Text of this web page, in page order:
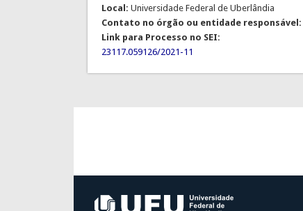
Local: Universidade Federal de Uberlândia
Contato no órgão ou entidade responsável:
Link para Processo no SEI:
23117.059126/2021-11